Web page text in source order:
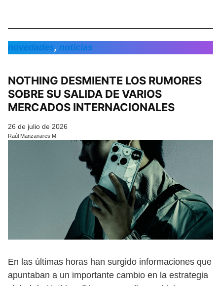
novedades, noticias
NOTHING DESMIENTE LOS RUMORES
SOBRE SU SALIDA DE VARIOS
MERCADOS INTERNACIONALES
26 de julio de 2026
Raúl Manzanares M.
En las últimas horas han surgido informaciones que
apuntaban a un importante cambio en la estrategia